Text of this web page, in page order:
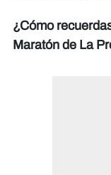
¿Cómo
Maratón de La